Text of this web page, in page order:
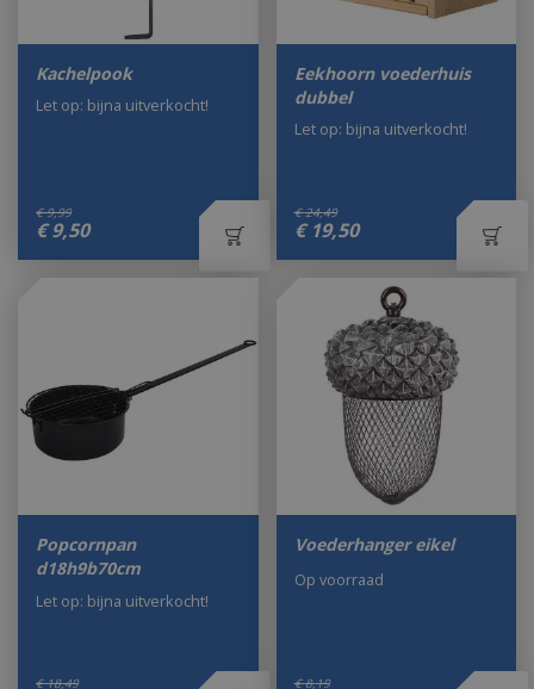
Kachelpook
€ 9,99
€ 9,50
Let op: bijna uitverkocht!
Eekhoorn voederhuis
dubbel
€ 24,49
€ 19,50
Let op: bijna uitverkocht!
Popcornpan
d18h9b70cm
€ 18,49
Let op: bijna uitverkocht!
Voederhanger eikel
€ 8,19
Op voorraad